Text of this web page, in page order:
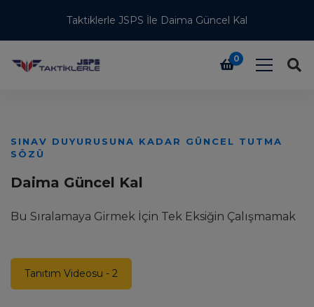
Taktiklerle JSPS İle Daima Güncel Kal
0
SINAV DUYURUSUNA KADAR GÜNCEL TUTMA
SÖZÜ
Daima Güncel Kal
Bu Sıralamaya Girmek İçin Tek Eksiğin Çalışmamak
Tanıtım Videosu - 2